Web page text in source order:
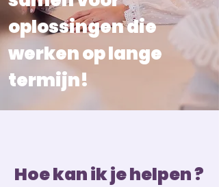
oplossingen die
werken op lange
termijn!
Hoe kan ik je helpen ?